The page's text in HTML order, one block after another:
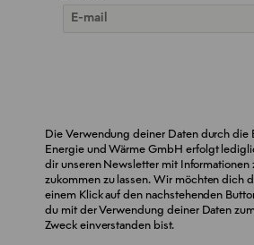
Die Verwendung deiner Daten durch die
Energie und Wärme GmbH erfolgt
dir unseren Newsletter mit Informationen
zukommen zu lassen. Wir möchten dich
einem Klick auf den nachstehenden
du mit der Verwendung deiner Daten
Zweck einverstanden bist.